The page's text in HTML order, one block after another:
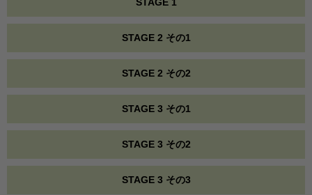
STAGE 2 その1
STAGE 2 その2
STAGE 3 その1
STAGE 3 その2
STAGE 3 その3